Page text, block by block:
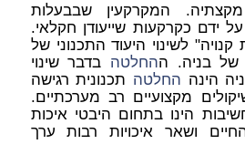
המקרקעין שבבעלות
ידם כקרקעות שייעודן חקלאי.
לשינוי היעוד התכנוני של
של בניה. ההחלטה בדבר שינוי
הינה החלטה תכנונית רגישה
מקצועיים רב מערכתיים.
הינו בתחום היבטי איכות
ושאר איכויות רבות ערך